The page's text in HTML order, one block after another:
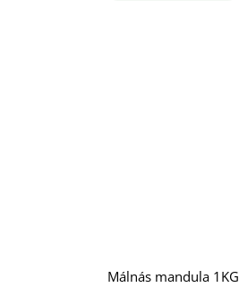
Málnás mandula 1KG